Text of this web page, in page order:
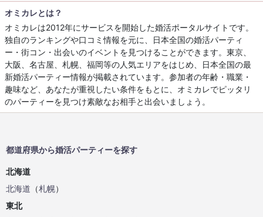
オミカレとは？
オミカレは2012年にサービスを開始した婚活ポータルサイトです。
独自のランキングや口コミ情報を元に、日本全国の婚活パーティ
ー・街コン・出会いのイベントを見つけることができます。東京、
大阪、名古屋、札幌、福岡等の人気エリアをはじめ、日本全国の最
新婚活パーティー情報が掲載されています。参加者の年齢・職業・
趣味など、あなたが重視したい条件をもとに、オミカレでピッタリ
のパーティーを見つけ素敵なお相手と出会いましょう。
都道府県から婚活パーティーを探す
北海道
北海道 （札幌）
東北